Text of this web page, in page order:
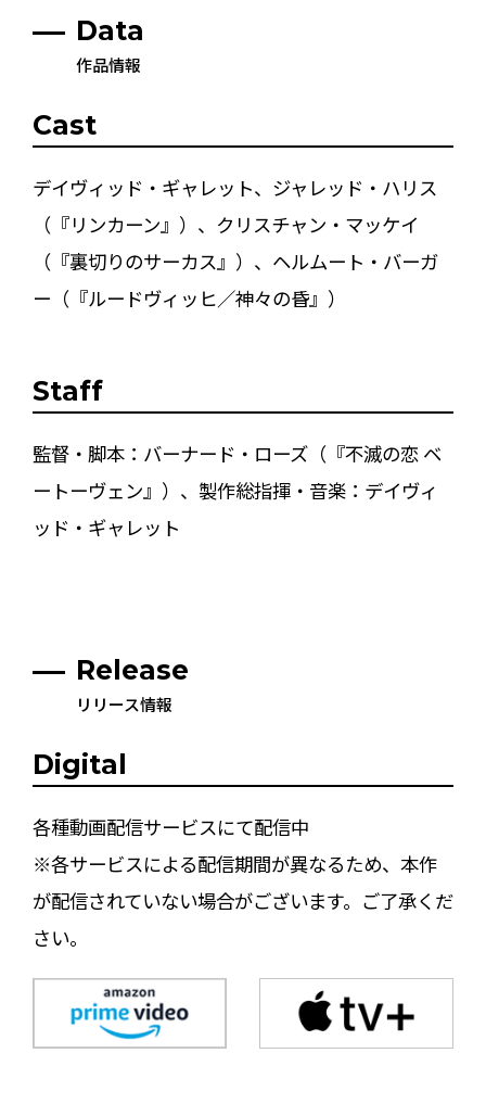
Data
作品情報
Cast
デイヴィッド・ギャレット、ジャレッド・ハリス
（『リンカーン』）、クリスチャン・マッケイ
（『裏切りのサーカス』）、ヘルムート・バーガ
ー（『ルードヴィッヒ／神々の昏』）
Staff
監督・脚本：バーナード・ローズ（『不滅の恋 ベ
ートーヴェン』）、製作総指揮・音楽：デイヴィ
ッド・ギャレット
Release
リリース情報
Digital
各種動画配信サービスにて配信中
※各サービスによる配信期間が異なるため、本作
が配信されていない場合がございます。ご了承くだ
さい。